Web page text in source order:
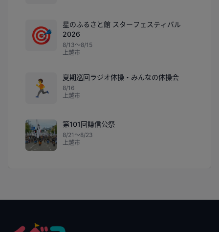
🎯
星のふるさと館 スターフェスティバル
2026
8/13〜8/15
上越市
🏃
夏期巡回ラジオ体操・みんなの体操会
8/16
上越市
第101回謙信公祭
8/21〜8/23
上越市